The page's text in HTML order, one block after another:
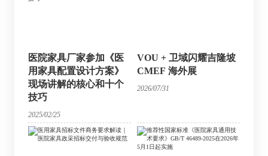
医院家具厂家参加《医
用家具配置设计方案》
现场讲解的核心和十个
技巧
2025/02/25
VOU + 卫域闪耀吉隆坡
CMEF 海外展
2026/07/31